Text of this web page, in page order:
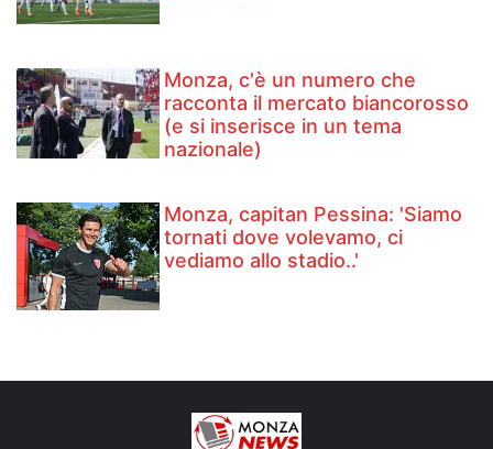
Monza, c'è un numero che
racconta il mercato biancorosso
(e si inserisce in un tema
nazionale)
Monza, capitan Pessina: 'Siamo
tornati dove volevamo, ci
vediamo allo stadio..'